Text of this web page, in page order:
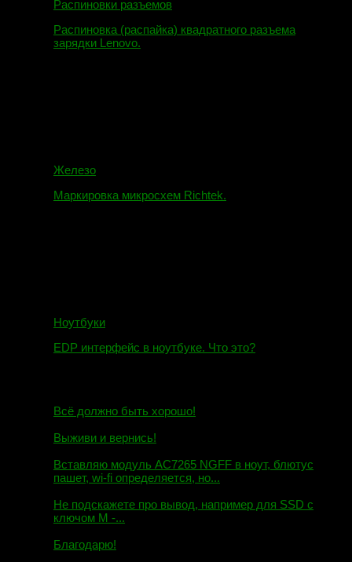
Распиновки разъемов
Распиновка (распайка) квадратного разъема
зарядки Lenovo.
Железо
Маркировка микросхем Richtek.
Ноутбуки
EDP интерфейс в ноутбуке. Что это?
Всё должно быть хорошо!
Выживи и вернись!
Вставляю модуль AC7265 NGFF в ноут, блютус
пашет, wi-fi определяется, но...
Не подскажете про вывод, например для SSD c
ключом М -...
Благодарю!